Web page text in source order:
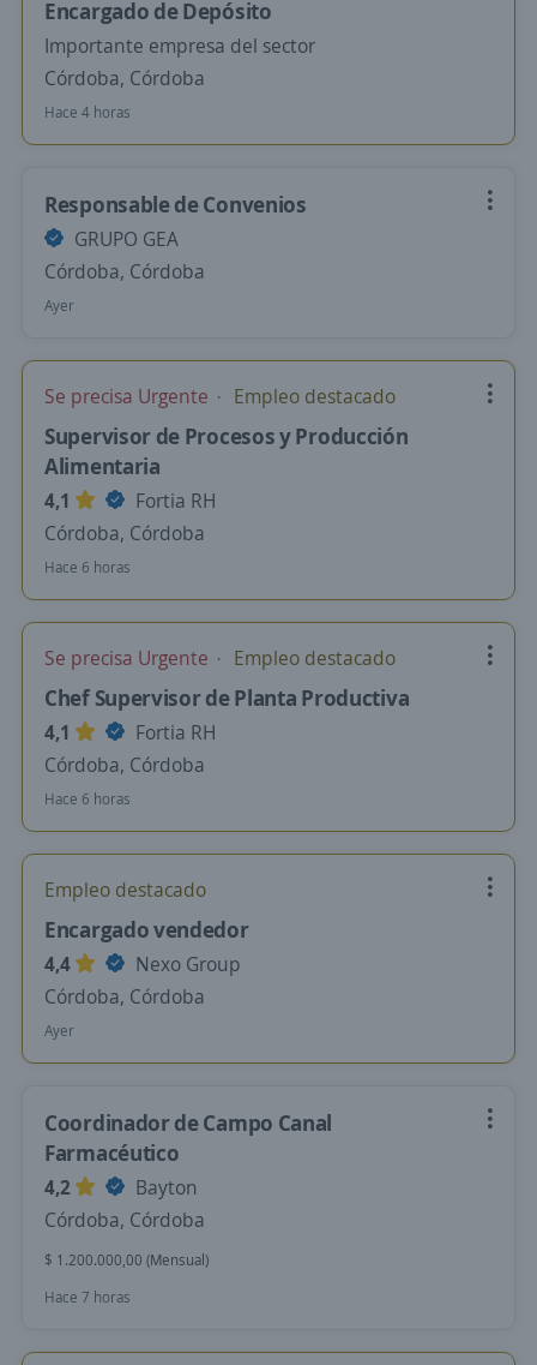
Encargado de Depósito
Importante empresa del sector
Córdoba, Córdoba
Hace 4 horas
Responsable de Convenios
GRUPO GEA
Córdoba, Córdoba
Ayer
Se precisa Urgente Empleo destacado
Supervisor de Procesos y Producción
Alimentaria
4,1
Fortia RH
Córdoba, Córdoba
Hace 6 horas
Se precisa Urgente Empleo destacado
Chef Supervisor de Planta Productiva
4,1
Fortia RH
Córdoba, Córdoba
Hace 6 horas
Empleo destacado
Encargado vendedor
4,4
Nexo Group
Córdoba, Córdoba
Ayer
Coordinador de Campo Canal
Farmacéutico
4,2
Bayton
Córdoba, Córdoba
$ 1.200.000,00 (Mensual)
Hace 7 horas